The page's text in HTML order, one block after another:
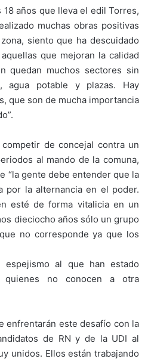
años que lleva el edil Torres,
muchas obras positivas
siento que ha descuidado
que mejoran la calidad
quedan muchos sectores sin
agua potable y plazas. Hay
que son de mucha importancia
de concejal contra un
al mando de la comuna,
“la gente debe entender que la
por la alternancia en el poder.
esté de forma vitalicia en un
dieciocho años sólo un grupo
no corresponde ya que los
espejismo al que han estado
quienes no conocen a otra
enfrentarán este desafío con la
de RN y de la UDI al
unidos. Ellos están trabajando